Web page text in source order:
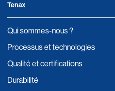
Tenax
Qui sommes-nous ?
Processus et technologies
Qualité et certifications
Durabilité